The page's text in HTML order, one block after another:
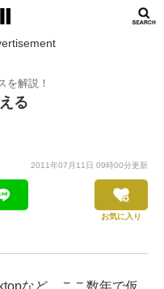
を解説！
る
2011年07月11日 09時00分更新
お気に入り
など、ここ数年で仮